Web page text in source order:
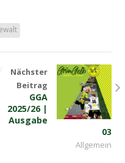
Nächster
Beitrag
GGA
2025/26 |
Ausgabe
03
Allgemein